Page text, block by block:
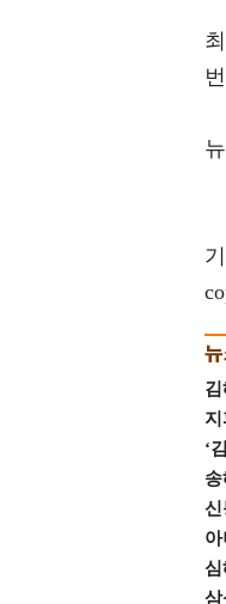
‘
신
삼